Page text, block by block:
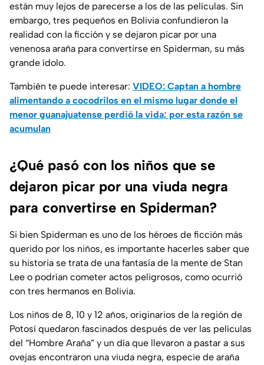
están muy lejos de parecerse a los de las películas. Sin
embargo, tres pequeños en Bolivia confundieron la
realidad con la ficción y se dejaron picar por una
venenosa araña para convertirse en Spiderman, su más
grande ídolo.
También te puede interesar: VIDEO: Captan a hombre
alimentando a cocodrilos en el mismo lugar donde el
menor guanajuatense perdió la vida; por esta razón se
acumulan
¿Qué pasó con los niños que se
dejaron picar por una viuda negra
para convertirse en Spiderman?
Si bien Spiderman es uno de los héroes de ficción más
querido por los niños, es importante hacerles saber que
su historia se trata de una fantasía de la mente de Stan
Lee o podrían cometer actos peligrosos, como ocurrió
con tres hermanos en Bolivia.
Los niños de 8, 10 y 12 años, originarios de la región de
Potosí quedaron fascinados después de ver las películas
del “Hombre Araña” y un día que llevaron a pastar a sus
ovejas encontraron una viuda negra, especie de araña